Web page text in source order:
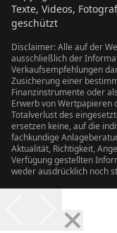
Texte, Videos,
geschützt
Disclaimer: Alle auf der
ausschließlich der
Verkaufsempfehlungen
Zusicherung einer
Finanzinstrumente oder
Erwerb von Wertpapieren
Totalverlust des
ersetzen keine, auf die
fachkundige
Aktualität, Richtigkeit,
Verfügung gestellten
weder ausdrücklich noch